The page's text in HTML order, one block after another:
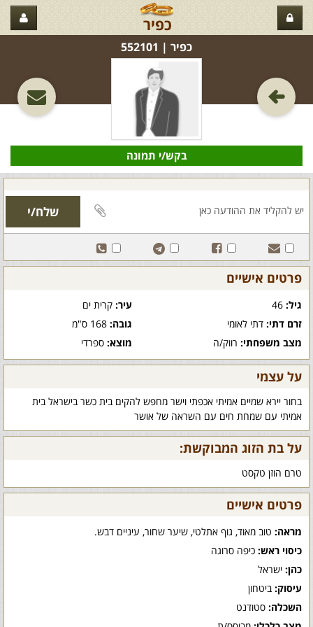
כפיר
כפיר‏ | 552101
בקש/י תמונה
פרטים אישיים
גיל: עיר:קרית ים
זרם דתי: דתי לאומי גובה:168 ס"מ
מצב משפחתי: רווק/ה מוצא:ספרדי
על עצמי
בחור יירא שמיים אמיתי אכפתי וישר מחפש להקים בית כשר בישראל בית
אמיתי עם שמחת חים עם השראה של אושר
על בת הזוג המבוקשת:
טרם הוזן טקסט
פרטים אישיים
מראה: טוב מאוד, גוף אתלטי, שיער שחור, עיניים דבש.
כיסוי ראש: כיפה סרוגה
כהן: ישראל
עיסוק: ביטחון
השכלה: סטודנט